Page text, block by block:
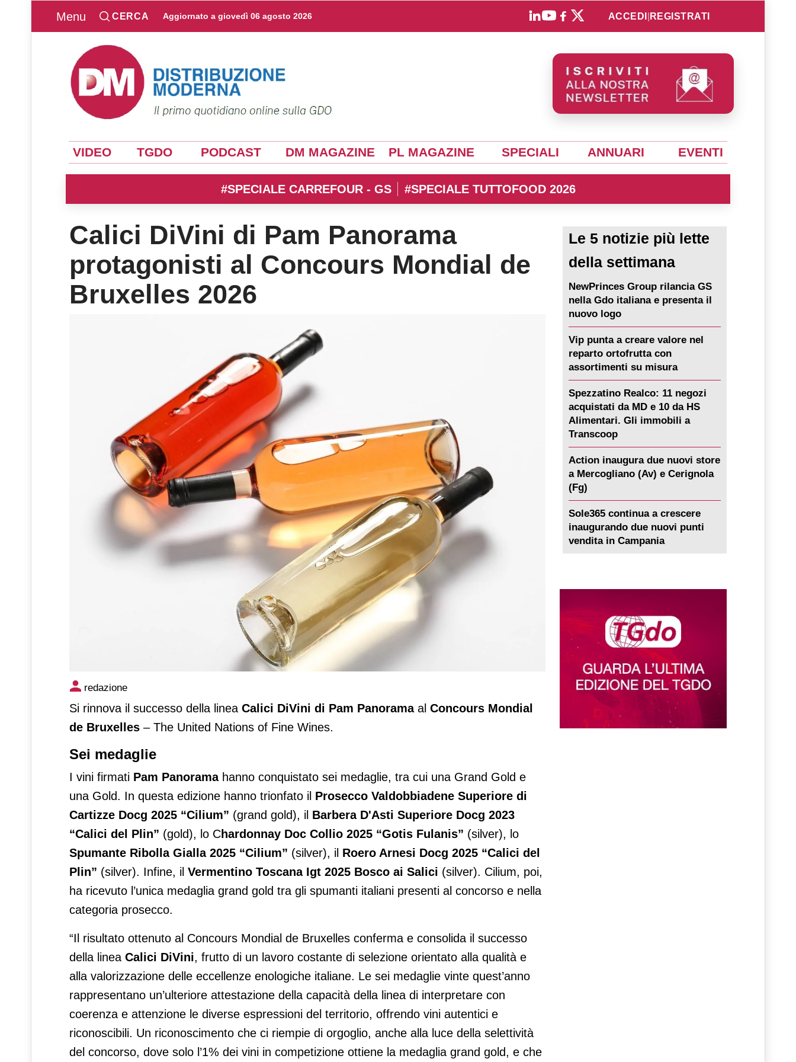
Menu CERCA Aggiornato a giovedì 06 agosto 2026 ACCEDI REGISTRATI
VIDEO TGDO PODCAST DM MAGAZINE PL MAGAZINE SPECIALI ANNUARI EVENTI
#SPECIALE CARREFOUR - GS #SPECIALE TUTTOFOOD 2026
Calici DiVini di Pam Panorama
protagonisti al Concours Mondial de
Bruxelles 2026
Calici DiVini di Pam Panorama protagonisti al Concours Mondial de
Bruxelles 2026
redazione
Si rinnova il successo della linea Calici DiVini di Pam Panoramaal Concours Mondial
de Bruxelles – The United Nations of Fine Wines.
Sei medaglie
I vini firmati Pam Panoramahanno conquistato sei medaglie, tra cui una Grand Gold e
una Gold. In questa edizione hanno trionfato il Prosecco Valdobbiadene Superiore di
Cartizze Docg 2025 “Cilium” (grand gold), il Barbera D'Asti Superiore Docg 2023
“Calici del Plin” (gold), lo Chardonnay Doc Collio 2025 “Gotis Fulanis” (silver), lo
Spumante Ribolla Gialla 2025 “Cilium” (silver), il Roero Arnesi Docg 2025 “Calici del
Plin” (silver). Infine, il Vermentino Toscana Igt 2025 Bosco ai Salici (silver). Cilium, poi,
ha ricevuto l’unica medaglia grand gold tra gli spumanti italiani presenti al concorso e nella
categoria prosecco.
“Il risultato ottenuto al Concours Mondial de Bruxelles conferma e consolida il successo
della linea Calici DiVini, frutto di un lavoro costante di selezione orientato alla qualità e
alla valorizzazione delle eccellenze enologiche italiane. Le sei medaglie vinte quest’anno
rappresentano un’ulteriore attestazione della capacità della linea di interpretare con
coerenza e attenzione le diverse espressioni del territorio, offrendo vini autentici e
riconoscibili. Un riconoscimento che ci riempie di orgoglio, anche alla luce della selettività
del concorso, dove solo l’1% dei vini in competizione ottiene la medaglia grand gold, e che
Le 5 notizie più lette
della settimana
NewPrinces Group rilancia GS
nella Gdo italiana e presenta il
nuovo logo
Vip punta a creare valore nel
reparto ortofrutta con
assortimenti su misura
Spezzatino Realco: 11 negozi
acquistati da MD e 10 da HS
Alimentari. Gli immobili a
Transcoop
Action inaugura due nuovi store
a Mercogliano (Av) e Cerignola
(Fg)
Sole365 continua a crescere
inaugurando due nuovi punti
vendita in Campania